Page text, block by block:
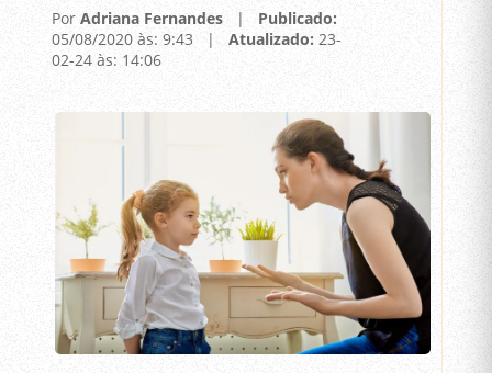
Por Adriana Fernandes| Publicado:
05/08/2020 às: 9:43 | Atualizado: 23-
02-24 às: 14:06